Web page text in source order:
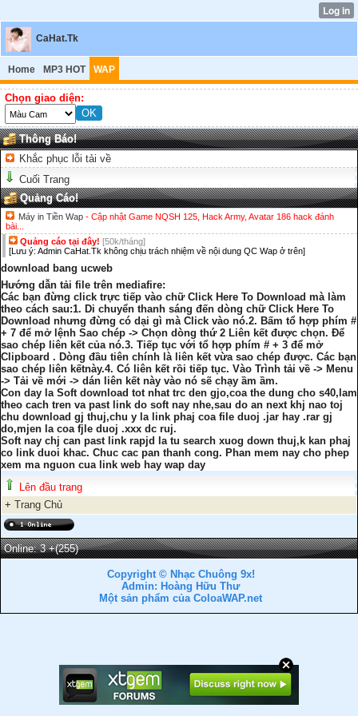
CaHat.Tk
Home MP3 HOT WAP
Chọn giao diện:
Thông Báo!
Khắc phục lỗi tải về
Cuối Trang
Quảng Cáo!
Máy in Tiền Wap - Cập nhật Game NQSH 125, Hack Army, Avatar 186 hack đánh
bài...
Quảng cáo tại đây! [50k/tháng]
[Lưu ý: Admin CaHat.Tk không chịu trách nhiệm về nội dung QC Wap ở trên]
download bang ucweb
Hướng dẫn tải file trên mediafire:
Các bạn đừng click trực tiếp vào chữ Click Here To Download mà làm
theo cách sau:1. Di chuyển thanh sáng đến dòng chữ Click Here To
Download nhưng đừng có dại gì mà Click vào nó.2. Bấm tổ hợp phím #
+ 7 để mở lệnh Sao chép -> Chọn dòng thứ 2 Liên kết được chọn. Để
sao chép liên kết của nó.3. Tiếp tục với tổ hợp phím # + 3 để mở
Clipboard . Dòng đầu tiên chính là liên kết vừa sao chép được. Các bạn
sao chép liên kếtnày.4. Có liên kết rồi tiếp tục. Vào Trình tải về -> Menu
-> Tải về mới -> dán liên kết này vào nó sẽ chạy ầm ầm.
Con day la Soft download tot nhat trc den gjo,coa the dung cho s40,lam
theo cach tren va past link do soft nay nhe,sau do an next khj nao toj
chu download gj thuj,chu y la link phaj coa file duoj .jar hay .rar gj
do,mjen la coa fjle duoj .xxx dc ruj.
Soft nay chj can past link rapjd la tu search xuog down thuj,k kan phaj
co link duoi khac. Chuc cac pan thanh cong. Phan mem nay cho phep
xem ma nguon cua link web hay wap day
Lên đầu trang
+ Trang Chủ
Online: 3+(255)
Copyright © Nhạc Chuông 9x!
Admin: Hoàng Hữu Thư
Một sản phẩm của ColoaWAP.net